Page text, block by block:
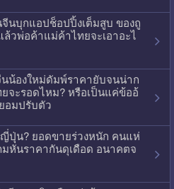
จีนบุกแอปช็อปปิ้งเต็มสูบ ของถู
วพ่อค้าแม่ค้าไทยจะเอาอะไ
น้องใหม่ดัมพ์ราคายับจนน่าก
ยจะรอดไหม? หรือเป็นแค่ข้ออ้
อมปรับตัว
ปุ่น? ยอดขายร่วงหนัก คนแห่
หั่นราคากันดุเดือด อนาคตจ